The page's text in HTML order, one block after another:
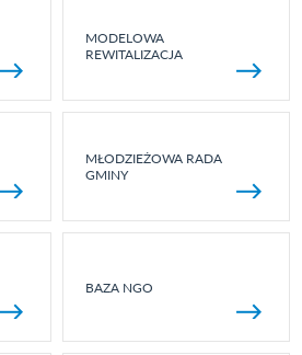
MODELOWA
REWITALIZACJA
MŁODZIEŻOWA RADA
GMINY
BAZA NGO